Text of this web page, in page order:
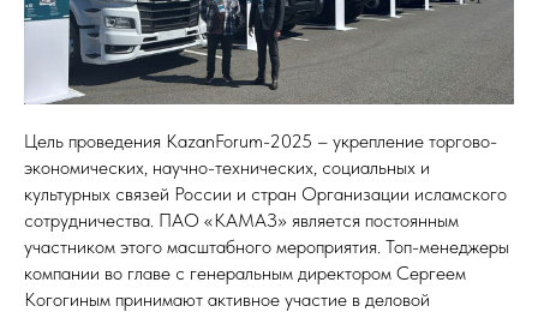
Цель проведения KazanForum-2025 – укрепление торгово-
экономических, научно-технических, социальных и
культурных связей России и стран Организации исламского
сотрудничества. ПАО «КАМАЗ» является постоянным
участником этого масштабного мероприятия. Топ-менеджеры
компании во главе с генеральным директором Сергеем
Когогиным принимают активное участие в деловой